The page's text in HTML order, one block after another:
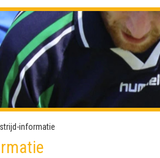
informatie